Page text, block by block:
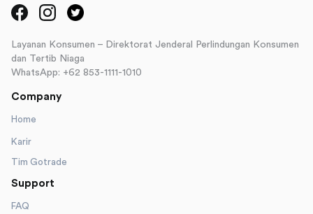
Layanan Konsumen – Direktorat Jenderal Perlindungan Konsumen
dan Tertib Niaga
WhatsApp: +62 853-1111-1010
Company
Home
Karir
Tim Gotrade
Support
FAQ